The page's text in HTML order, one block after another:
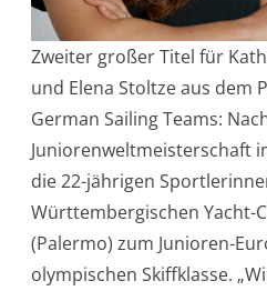
Zweiter großer Titel für
und Elena Stoltze aus dem
German Sailing Teams:
Juniorenweltmeisterschaft
die 22-jährigen
Württembergischen Yacht-
(Palermo) zum Junioren-
olympischen Skiffklasse.